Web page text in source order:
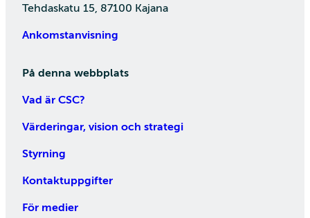
Tehdaskatu 15, 87100 Kajana
Ankomstanvisning
På denna webbplats
Vad är CSC?
Värderingar, vision och strategi
Styrning
Kontaktuppgifter
För medier